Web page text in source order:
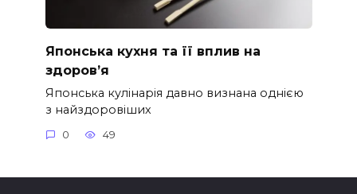
Японська кухня та її вплив на
здоров’я
Японська кулінарія давно визнана однією
з найздоровіших
0 49